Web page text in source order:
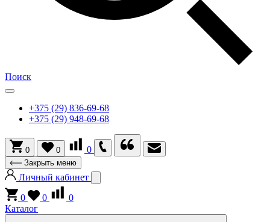
Поиск
+375 (29) 836-69-68
+375 (29) 948-69-68
0 0 0
Закрыть меню
Личный кабинет
0
0
0
Каталог